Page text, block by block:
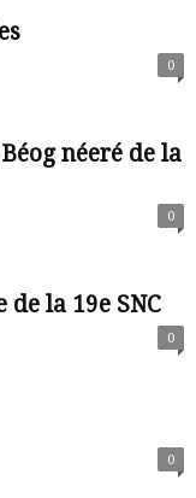
0
néeré de la
0
la 19e SNC
0
0